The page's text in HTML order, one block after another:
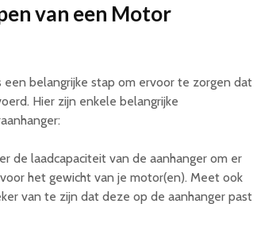
van een Motor
belangrijke stap om ervoor te zorgen dat
Hier zijn enkele belangrijke
de laadcapaciteit van de aanhanger om er
het gewicht van je motor(en). Meet ook
van te zijn dat deze op de aanhanger past